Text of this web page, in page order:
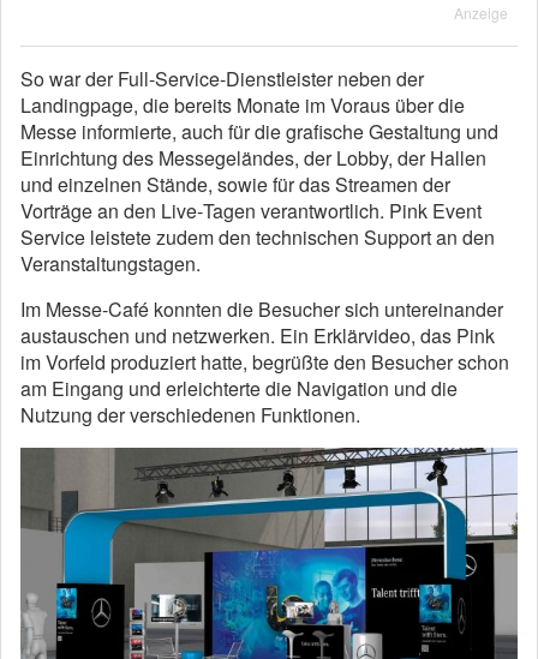
Anzeige
So war der Full-Service-Dienstleister neben der
Landingpage, die bereits Monate im Voraus über die
Messe informierte, auch für die grafische Gestaltung und
Einrichtung des Messegeländes, der Lobby, der Hallen
und einzelnen Stände, sowie für das Streamen der
Vorträge an den Live‐Tagen verantwortlich. Pink Event
Service leistete zudem den technischen Support an den
Veranstaltungstagen.
Im Messe‐Café konnten die Besucher sich untereinander
austauschen und netzwerken. Ein Erklärvideo, das Pink
im Vorfeld produziert hatte, begrüßte den Besucher schon
am Eingang und erleichterte die Navigation und die
Nutzung der verschiedenen Funktionen.